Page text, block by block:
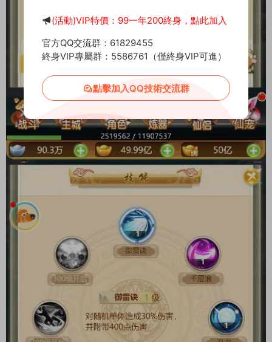
(活動)VIP特價：99一年200終身，點此加入
官方QQ交流群：61829455
終身VIP專屬群：5586761（僅終身VIP可進）
點擊加入QQ技術交流群